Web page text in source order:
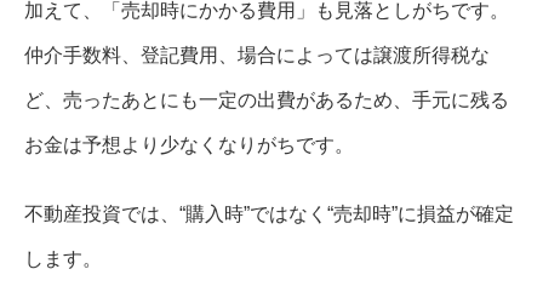
加えて、「売却時にかかる費用」も見落としがちです。
仲介手数料、登記費用、場合によっては譲渡所得税な
ど、売ったあとにも一定の出費があるため、手元に残る
お金は予想より少なくなりがちです。
不動産投資では、“購入時”ではなく“売却時”に損益が確定
します。